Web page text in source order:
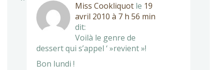
Miss Cookliquot le 19
avril 2010 à 7 h 56 min
dit:
Voilà le genre de
dessert qui s’appel ‘ »revient »!
Bon lundi !